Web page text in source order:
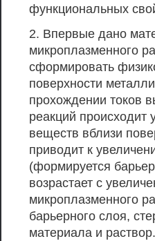
функциональных
2. Впервые дано
микроплазменного
сформировать
поверхности
прохождении токов
реакций происходит
веществ вблизи
приводит к
(формируется
возрастает с
микроплазменного
барьерного слоя,
материала и раствор.